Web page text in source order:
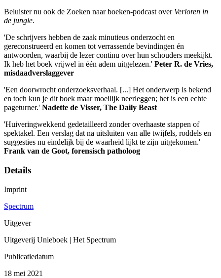
Beluister nu ook de Zoeken naar boeken-podcast over Verloren in
de jungle.
'De schrijvers hebben de zaak minutieus onderzocht en
gereconstrueerd en komen tot verrassende bevindingen én
antwoorden, waarbij de lezer continu over hun schouders meekijkt.
Ik heb het boek vrijwel in één adem uitgelezen.' Peter R. de Vries,
misdaadverslaggever
'Een doorwrocht onderzoeksverhaal. [...] Het onderwerp is bekend
en toch kun je dit boek maar moeilijk neerleggen; het is een echte
pageturner.' Nadette de Visser, The Daily Beast
'Huiveringwekkend gedetailleerd zonder overhaaste stappen of
spektakel. Een verslag dat na uitsluiten van alle twijfels, roddels en
suggesties nu eindelijk bij de waarheid lijkt te zijn uitgekomen.'
Frank van de Goot, forensisch patholoog
Details
Imprint
Spectrum
Uitgever
Uitgeverij Unieboek | Het Spectrum
Publicatiedatum
18 mei 2021